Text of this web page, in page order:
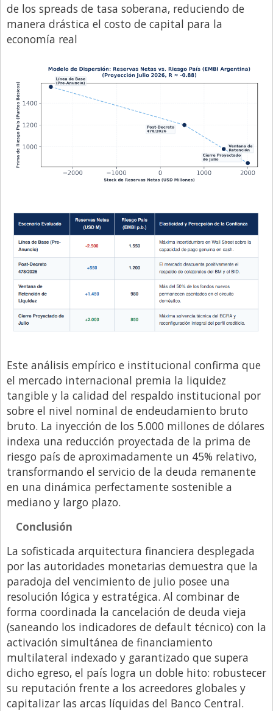
de los spreads de tasa soberana, reduciendo de
manera drástica el costo de capital para la
economía real
Este análisis empírico e institucional confirma que
el mercado internacional premia la liquidez
tangible y la calidad del respaldo institucional por
sobre el nivel nominal de endeudamiento bruto
bruto. La inyección de los 5.000 millones de dólares
indexa una reducción proyectada de la prima de
riesgo país de aproximadamente un 45% relativo,
transformando el servicio de la deuda remanente
en una dinámica perfectamente sostenible a
mediano y largo plazo.
Conclusión
La sofisticada arquitectura financiera desplegada
por las autoridades monetarias demuestra que la
paradoja del vencimiento de julio posee una
resolución lógica y estratégica. Al combinar de
forma coordinada la cancelación de deuda vieja
(saneando los indicadores de default técnico) con la
activación simultánea de financiamiento
multilateral indexado y garantizado que supera
dicho egreso, el país logra un doble hito: robustecer
su reputación frente a los acreedores globales y
capitalizar las arcas líquidas del Banco Central.